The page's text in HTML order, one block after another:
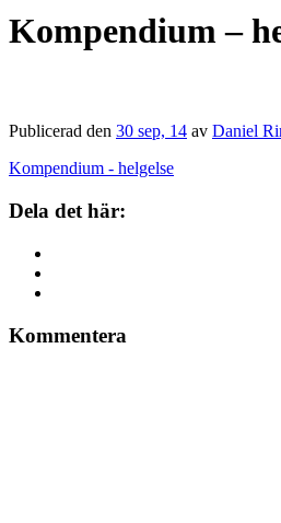
Kompendium –
Publicerad den 30 sep, 14 av Daniel
Kompendium - helgelse
Dela det här:
Kommentera